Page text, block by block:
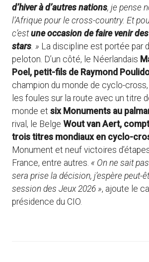
d’hiver à d’autres nations, je pense
l’Afrique pour le cross-country. Et
c’estune occasion de faire venir
stars . » La discipline est portée par
peloton. D’un côté, le Néerlandais
Poel, petit-fils de Raymond
champion du monde de cyclo-
les foules sur la route avec un titre
monde et six Monuments au
rival, le Belge Wout van Aert,
trois titres mondiaux en cyclo-
Monument et neuf victoires
France, entre autres. « On ne sait
sera prise la décision, j’espère peut-
session des Jeux 2026 », ajoute le
présidence du CIO.